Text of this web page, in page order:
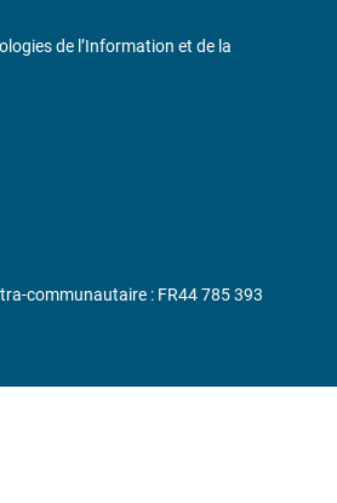
de l’Information et de la
communautaire : FR44 785 393